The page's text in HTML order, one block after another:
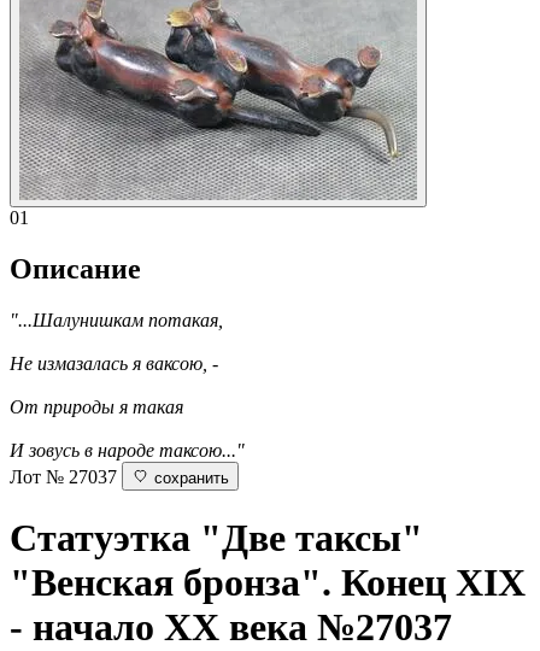
01
Описание
"...Шалунишкам потакая,
Не измазалась я ваксою, -
От природы я такая
И зовусь в народе таксою..."
Лот № 27037
сохранить
Статуэтка "Две таксы"
"Венская бронза". Конец XIX
- начало ХХ века №27037